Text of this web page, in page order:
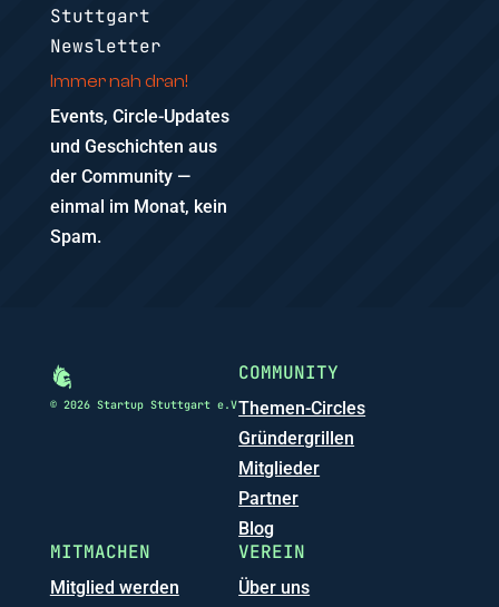
Stuttgart
Newsletter
Immer nah dran!
Events, Circle-Updates
und Geschichten aus
der Community —
einmal im Monat, kein
Spam.
© 2026 Startup Stuttgart e.V
COMMUNITY
Themen-Circles
Gründergrillen
Mitglieder
Partner
Blog
MITMACHEN
Mitglied werden
VEREIN
Über uns